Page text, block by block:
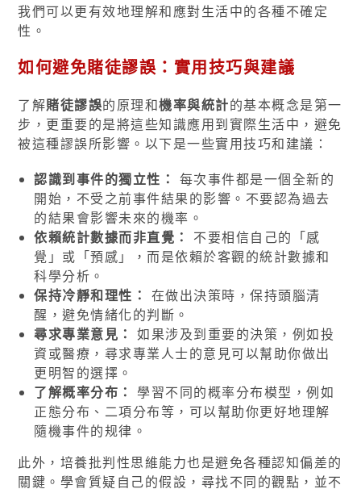
我們可以更有效地理解和應對生活中的各種不確定
性。
如何避免賭徒謬誤：實用技巧與建議
了解賭徒謬誤的原理和機率與統計的基本概念是第一
步，更重要的是將這些知識應用到實際生活中，避免
被這種謬誤所影響。以下是一些實用技巧和建議：
認識到事件的獨立性： 每次事件都是一個全新的
開始，不受之前事件結果的影響。不要認為過去
的結果會影響未來的機率。
依賴統計數據而非直覺：
不要相信自己的「感
覺」或「預感」，而是依賴於客觀的統計數據和
科學分析。
保持冷靜和理性： 在做出決策時，保持頭腦清
醒，避免情緒化的判斷。
尋求專業意見： 如果涉及到重要的決策，例如投
資或醫療，尋求專業人士的意見可以幫助你做出
更明智的選擇。
了解概率分布： 學習不同的概率分布模型，例如
正態分布、二項分布等，可以幫助你更好地理解
隨機事件的规律。
此外，培養批判性思維能力也是避免各種認知偏差的
關鍵。學會質疑自己的假設，尋找不同的觀點，並不